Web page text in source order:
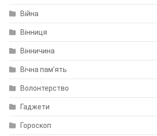
Війна
Вінниця
Вінничина
Вічна пам'ять
Волонтерство
Гаджети
Гороскоп